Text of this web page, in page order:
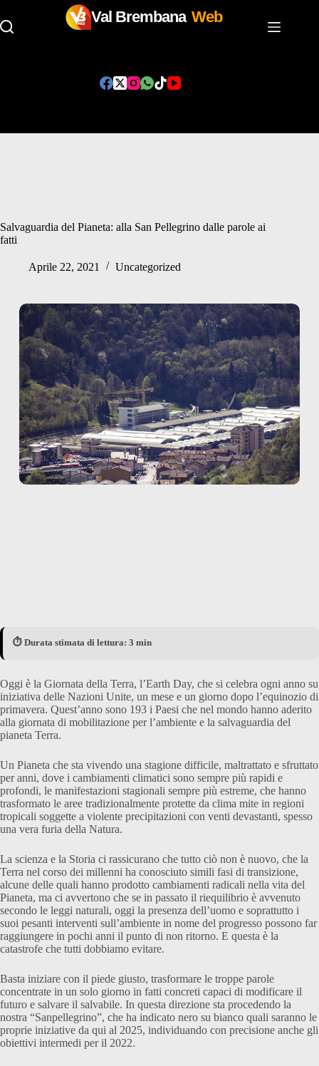
Val Brembana Web
Salvaguardia del Pianeta: alla San Pellegrino dalle parole ai
fatti
Aprile 22, 2021 Uncategorized
⏱️ Durata stimata di lettura: 3 min
Oggi è la Giornata della Terra, l’Earth Day, che si celebra ogni anno su
iniziativa delle Nazioni Unite, un mese e un giorno dopo l’equinozio di
primavera. Quest’anno sono 193 i Paesi che nel mondo hanno aderito
alla giornata di mobilitazione per l’ambiente e la salvaguardia del
pianeta Terra.
Un Pianeta che sta vivendo una stagione difficile, maltrattato e sfruttato
per anni, dove i cambiamenti climatici sono sempre più rapidi e
profondi, le manifestazioni stagionali sempre più estreme, che hanno
trasformato le aree tradizionalmente protette da clima mite in regioni
tropicali soggette a violente precipitazioni con venti devastanti, spesso
una vera furia della Natura.
La scienza e la Storia ci rassicurano che tutto ciò non è nuovo, che la
Terra nel corso dei millenni ha conosciuto simili fasi di transizione,
alcune delle quali hanno prodotto cambiamenti radicali nella vita del
Pianeta, ma ci avvertono che se in passato il riequilibrio è avvenuto
secondo le leggi naturali, oggi la presenza dell’uomo e soprattutto i
suoi pesanti interventi sull’ambiente in nome del progresso possono far
raggiungere in pochi anni il punto di non ritorno. E questa è la
catastrofe che tutti dobbiamo evitare.
Basta iniziare con il piede giusto, trasformare le troppe parole
concentrate in un solo giorno in fatti concreti capaci di modificare il
futuro e salvare il salvabile. In questa direzione sta procedendo la
nostra “Sanpellegrino”, che ha indicato nero su bianco quali saranno le
proprie iniziative da qui al 2025, individuando con precisione anche gli
obiettivi intermedi per il 2022.